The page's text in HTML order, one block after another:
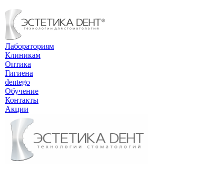
Лабораториям
Клиникам
Оптика
Гигиена
dentego
Обучение
Контакты
Акции